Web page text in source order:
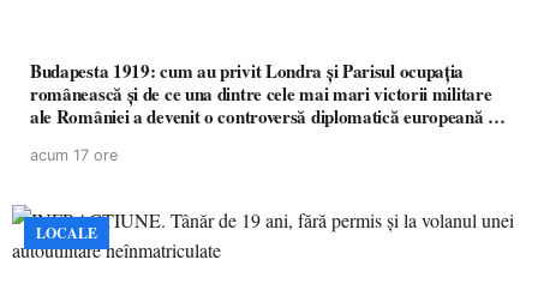
Budapesta 1919: cum au privit Londra și Parisul ocupația
românească și de ce una dintre cele mai mari victorii militare
ale României a devenit o controversă diplomatică europeană (
acum 17 ore
LOCALE